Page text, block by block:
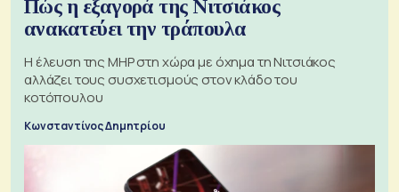
Πώς η εξαγορά της Νιτσιάκος
ανακατεύει την τράπουλα
H έλευση της MHP στη χώρα με όχημα τη Νιτσιάκος
αλλάζει τους συσχετισμούς στον κλάδο του
κοτόπουλου
Κωνσταντίνος Δημητρίου